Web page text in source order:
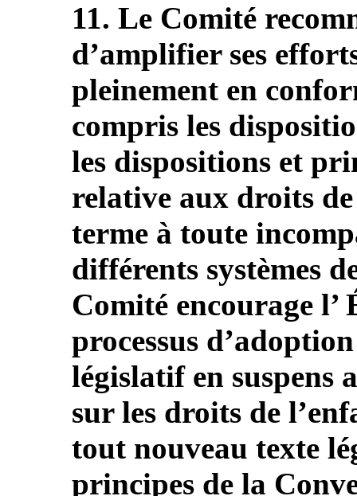
11. Le Comité
d’amplifier ses
pleinement en
compris les
les dispositions et
relative aux droits
terme à toute
différents systèmes
Comité encourage
processus
législatif en suspens
sur les droits de
tout nouveau texte
principes de la